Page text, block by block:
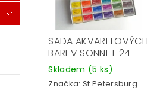
SADA AKVARELOVÝCH
BAREV SONNET 24
Skladem (5 ks)
Značka: St.Petersburg